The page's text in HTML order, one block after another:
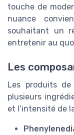
touche de
nuance
souhaitant un
entretenir au
Les
Les produits
plusieurs
et l’intensité de